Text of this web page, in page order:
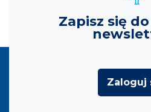
Zapisz się
Zaloguj